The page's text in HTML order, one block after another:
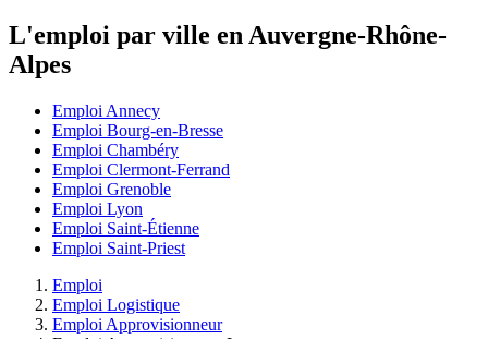
L'emploi par ville en Auvergne-Rhône-
Alpes
Emploi Annecy
Emploi Bourg-en-Bresse
Emploi Chambéry
Emploi Clermont-Ferrand
Emploi Grenoble
Emploi Lyon
Emploi Saint-Étienne
Emploi Saint-Priest
Emploi
Emploi Logistique
Emploi Approvisionneur